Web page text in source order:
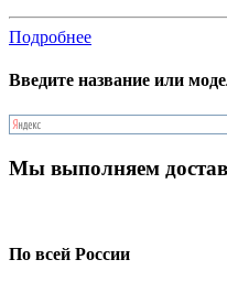
Подробнее
Введите название или
Мы выполняем
По всей России